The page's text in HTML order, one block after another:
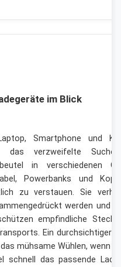
im Blick
Smartphone und
das verzweifelte
in verschiedenen
Powerbanks und
zu verstauen. Sie
werden und
empfindliche
Ein durchsichtiger
mühsame Wühlen, wenn
schnell das passende